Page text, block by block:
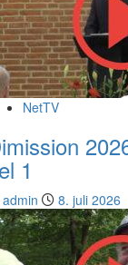
NetTV
1
admin 8. juli 2026